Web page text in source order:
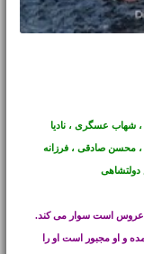
، شهاب عسگری ، نادیا
، محسن صادقی ، فرزانه
دولتشاهی
عروس است سوار می کند.
و او مجبور است او را